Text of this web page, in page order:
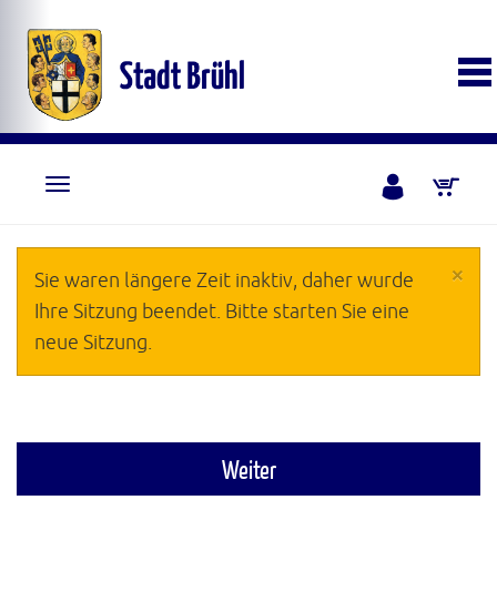
×
Sie waren längere Zeit inaktiv, daher wurde
Ihre Sitzung beendet. Bitte starten Sie eine
neue Sitzung.
Weiter